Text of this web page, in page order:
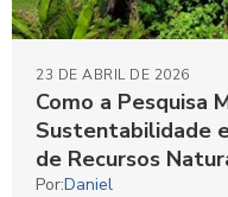
Como a Pesquisa
Sustentabilidade
de Recursos
23 DE ABRIL DE 2026
Por:Daniel